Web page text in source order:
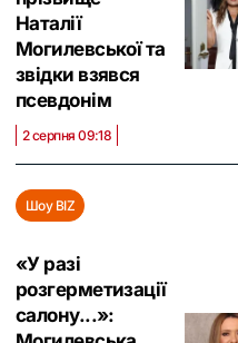
Наталії
Могилевської та
звідки взявся
псевдонім
2 серпня 09:18
Шоу BIZ
«У разі
розгерметизації
салону...»: